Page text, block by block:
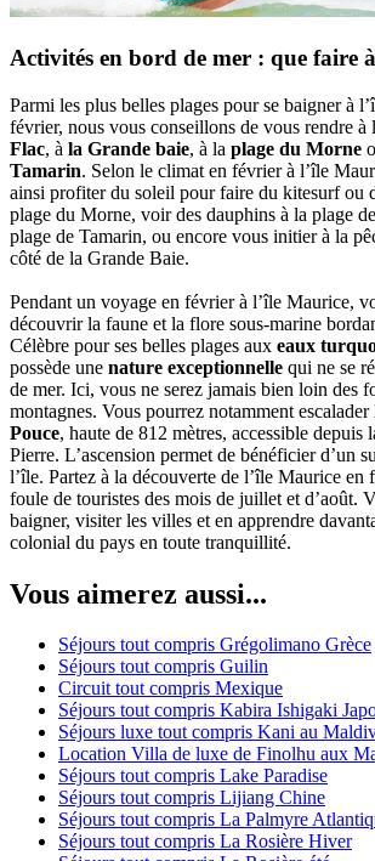
Activités en bord de mer : que faire
Parmi les plus belles plages pour se baigner à
février, nous vous conseillons de vous rendre à
Flac, à la Grande baie, à la plage du Morne
Tamarin. Selon le climat en février à l’île
ainsi profiter du soleil pour faire du kitesurf ou
plage du Morne, voir des dauphins à la plage
plage de Tamarin, ou encore vous initier à la
côté de la Grande Baie.
Pendant un voyage en février à l’île Maurice,
découvrir la faune et la flore sous-marine
Célèbre pour ses belles plages aux eaux
possède une nature exceptionnelle qui ne se
de mer. Ici, vous ne serez jamais bien loin des
montagnes. Vous pourrez notamment escalader
Pouce, haute de 812 mètres, accessible depuis
Pierre. L’ascension permet de bénéficier d’un
l’île. Partez à la découverte de l’île Maurice en
foule de touristes des mois de juillet et d’août.
baigner, visiter les villes et en apprendre
colonial du pays en toute tranquillité.
Vous aimerez aussi...
Séjours tout compris Grégolimano Grèce
Séjours tout compris Guilin
Circuit tout compris Mexique
Séjours tout compris Kabira Ishigaki
Séjours luxe tout compris Kani au
Location Villa de luxe de Finolhu aux
Séjours tout compris Lake Paradise
Séjours tout compris Lijiang Chine
Séjours tout compris La Palmyre
Séjours tout compris La Rosière Hiver